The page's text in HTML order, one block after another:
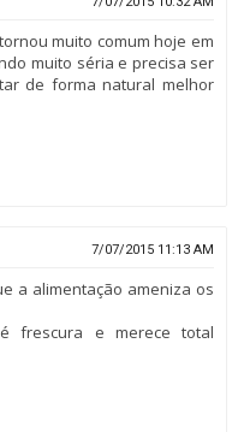
muito comum hoje em
muito séria e precisa ser
de forma natural melhor
7/07/2015 11:13 AM
a alimentação ameniza os
frescura e merece total